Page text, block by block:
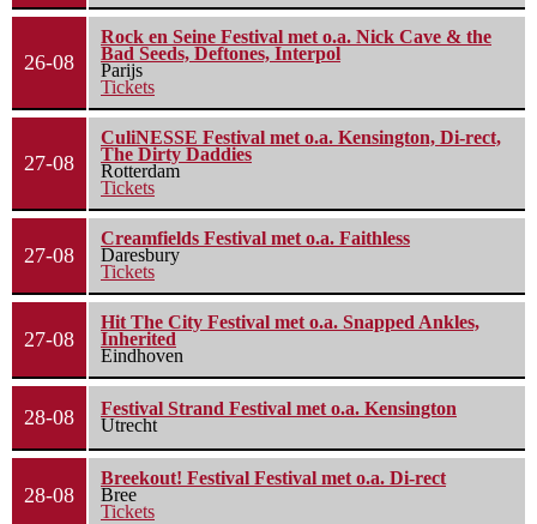
26-08
Rock en Seine Festival met o.a. Nick Cave & the
Bad Seeds, Deftones, Interpol
Parijs
Tickets
27-08
CuliNESSE Festival met o.a. Kensington, Di-rect,
The Dirty Daddies
Rotterdam
Tickets
27-08
Creamfields Festival met o.a. Faithless
Daresbury
Tickets
27-08
Hit The City Festival met o.a. Snapped Ankles,
Inherited
Eindhoven
28-08
Festival Strand Festival met o.a. Kensington
Utrecht
28-08
Breekout! Festival Festival met o.a. Di-rect
Bree
Tickets